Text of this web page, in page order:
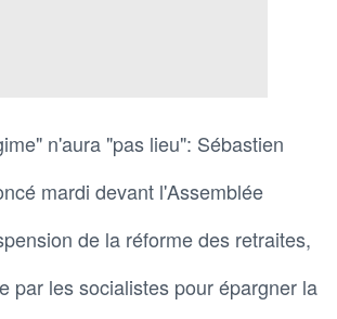
n'aura "pas lieu": Sébastien
mardi devant l'Assemblée
de la réforme des retraites,
par les socialistes pour épargner la